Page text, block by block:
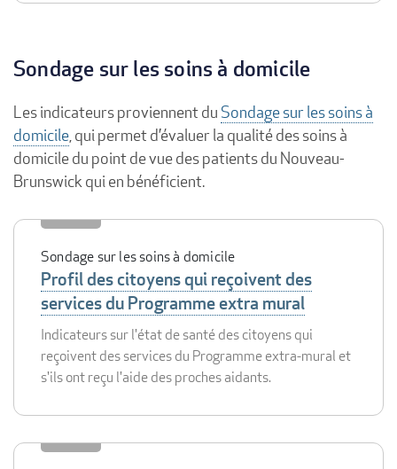
Sondage sur les soins à domicile
Les indicateurs proviennent du Sondage sur les soins à
domicile, qui permet d’évaluer la qualité des soins à
domicile du point de vue des patients du Nouveau-
Brunswick qui en bénéficient.
Sondage sur les soins à domicile
Profil des citoyens qui reçoivent des
services du Programme extra mural
Indicateurs sur l'état de santé des citoyens qui
reçoivent des services du Programme extra-mural et
s'ils ont reçu l'aide des proches aidants.